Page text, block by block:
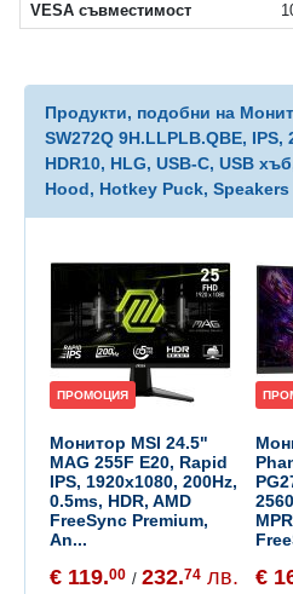
VESA съвместимост
Продукти, подобни на
SW272Q 9H.LLPLB.QBE, IPS,
HDR10, HLG, USB-C, USB
Hood, Hotkey Puck, Speakers
ПРОМОЦИЯ
Монитор MSI 24.5"
MAG 255F E20, Rapid
IPS, 1920x1080, 200Hz,
0.5ms, HDR, AMD
FreeSync Premium,
An...
€ 119.00 / 232.74 лв. €